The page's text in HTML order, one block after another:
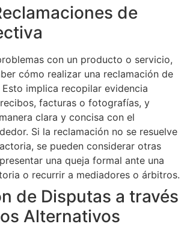
de
con un producto o servicio,
cómo realizar una reclamación de
implica recopilar evidencia
facturas o fotografías, y
clara y concisa con el
Si la reclamación no se resuelve
se pueden considerar otras
una queja formal ante una
o recurrir a mediadores o árbitros.
de Disputas a través
Alternativos